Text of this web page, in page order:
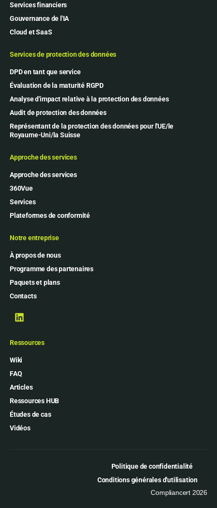
Services financiers
Gouvernance de l'IA
Cloud et SaaS
Services de protection des données
DPD en tant que service
Évaluation de la maturité RGPD
Analyse d'impact relative à la protection des données
Audit de protection des données
Représentant de la protection des données pour l'UE/le
Royaume-Uni/la Suisse
Approche des services
Approche des services
360Vue
Services
Plateformes de conformité
Notre entreprise
À propos de nous
Programme des partenaires
Paquets et plans
Contacts
Ressources
Wiki
FAQ
Articles
Ressources HUB
Études de cas
Vidéos
Politique de confidentialité
Conditions générales d'utilisation
Compliancert 2026